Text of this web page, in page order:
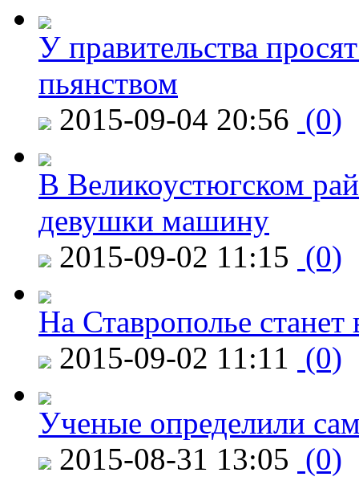
У правительства
пьянством
2015-09-04 20:56 (0)
В Великоустюгском
девушки машину
2015-09-02 11:15 (0)
На Ставрополье
2015-09-02 11:11 (0)
Ученые определили
2015-08-31 13:05 (0)